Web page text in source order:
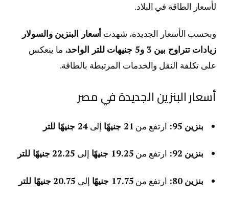
لأسعار الطاقة في البلاد.
وبحسب الأسعار الجديدة، شهدت أسعار البنزين والسولار
زيادات تتراوح بين 3 و5 جنيهات للتر الواحد
، ما ينعكس
على تكلفة النقل والخدمات المرتبطة بالطاقة.
أسعار البنزين الجديدة في مصر
بنزين 95: ارتفع من 21 جنيهًا إلى24 جنيهًا للتر
بنزين 92: ارتفع من 19.25 جنيهًا إلى 22.25 جنيهًا للتر
بنزين 80: ارتفع من 17.75 جنيهًا إلى 20.75 جنيهًا للتر